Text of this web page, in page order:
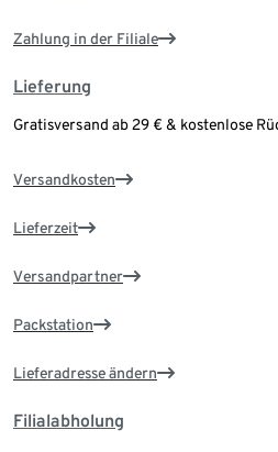
Zahlung in der Filiale
Lieferung
Gratisversand ab 29 € & kostenlose
Versandkosten
Lieferzeit
Versandpartner
Packstation
Lieferadresse ändern
Filialabholung